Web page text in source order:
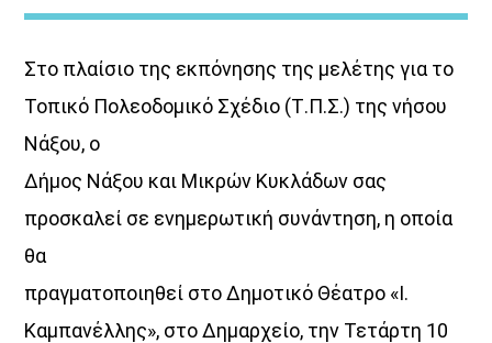
Μια Θάλασσα Τραγούδια
νησιώτικη μουσική με καπετάνισσα τηνΚατερίνα Φακίνου!
Η Κατερίνα Φακίνου ταξιδεύει τους ακροατές από νησί σε
Στο πλαίσιο της εκπόνησης της μελέτης για το
Τοπικό Πολεοδομικό Σχέδιο (Τ.Π.Σ.) της νήσου
Νάξου, ο
Δήμος Νάξου και Μικρών Κυκλάδων σας
προσκαλεί σε ενημερωτική συνάντηση, η οποία
θα
πραγματοποιηθεί στο Δημοτικό Θέατρο «Ι.
Καμπανέλλης», στο Δημαρχείο, την Τετάρτη 10